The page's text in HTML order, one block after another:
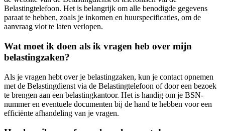
Belastingtelefoon. Het is belangrijk om alle benodigde gegevens
paraat te hebben, zoals je inkomen en huurspecificaties, om de
aanvraag vlot te laten verlopen.
Wat moet ik doen als ik vragen heb over mijn
belastingzaken?
Als je vragen hebt over je belastingzaken, kun je contact opnemen
met de Belastingdienst via de Belastingtelefoon of door een bezoek
te brengen aan een belastingkantoor. Het is handig om je BSN-
nummer en eventuele documenten bij de hand te hebben voor een
efficiënte afhandeling van je vragen.